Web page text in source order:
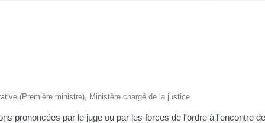
(Première ministre), Ministère chargé de la justice
prononcées par le juge ou par les forces de l'ordre à l'encontre